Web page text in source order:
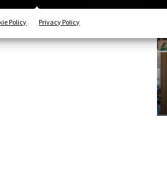
Policy Privacy Policy